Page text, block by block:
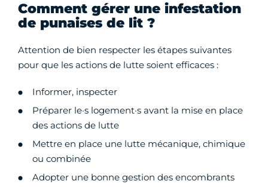
Comment gérer une infestation
de punaises de lit ?
Attention de bien respecter les étapes suivantes
pour que les actions de lutte soient efficaces :
Informer, inspecter
Préparer le·s logement·s avant la mise en place
des actions de lutte
Mettre en place une lutte mécanique, chimique
ou combinée
Adopter une bonne gestion des encombrants